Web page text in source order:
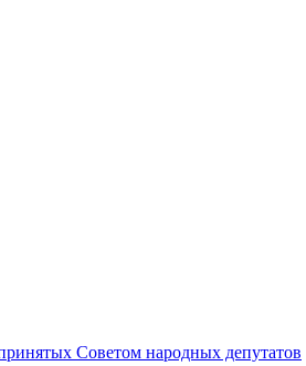
Советом народных депутатов